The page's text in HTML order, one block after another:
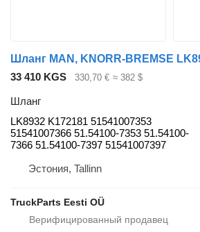
33 410 KGS 330,70 € ≈ 382 $
Шланг
LK8932 K172181 51541007353
51541007366 51.54100-7353 51.54100-
7366 51.54100-7397 51541007397
Эстония, Tallinn
TruckParts Eesti OÜ